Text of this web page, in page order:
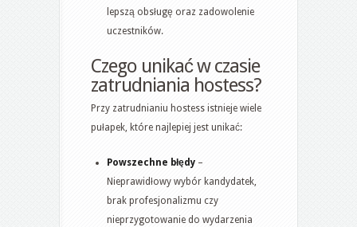
lepszą obsługę oraz zadowolenie
uczestników.
Czego unikać w czasie
zatrudniania hostess?
Przy zatrudnianiu hostess istnieje wiele
pułapek, które najlepiej jest unikać:
Powszechne błędy –
Nieprawidłowy wybór kandydatek,
brak profesjonalizmu czy
nieprzygotowanie do wydarzenia